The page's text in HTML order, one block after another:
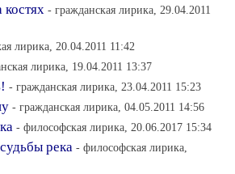
- гражданская лирика, 29.04.2011
лирика, 20.04.2011 11:42
лирика, 19.04.2011 13:37
- гражданская лирика, 23.04.2011 15:23
- гражданская лирика, 04.05.2011 14:56
- философская лирика, 20.06.2017 15:34
река - философская лирика,